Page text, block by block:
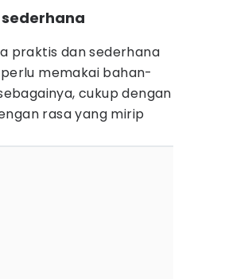
praktis dan sederhana
memakai bahan-
cukup dengan
rasa yang mirip